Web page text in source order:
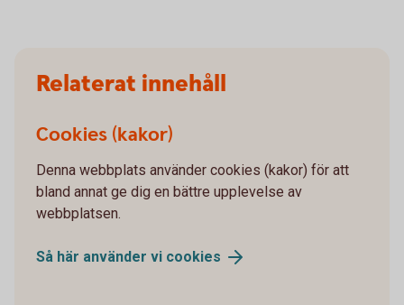
Relaterat innehåll
Cookies (kakor)
Denna webbplats använder cookies (kakor) för att
bland annat ge dig en bättre upplevelse av
webbplatsen.
Så här använder vi cookies